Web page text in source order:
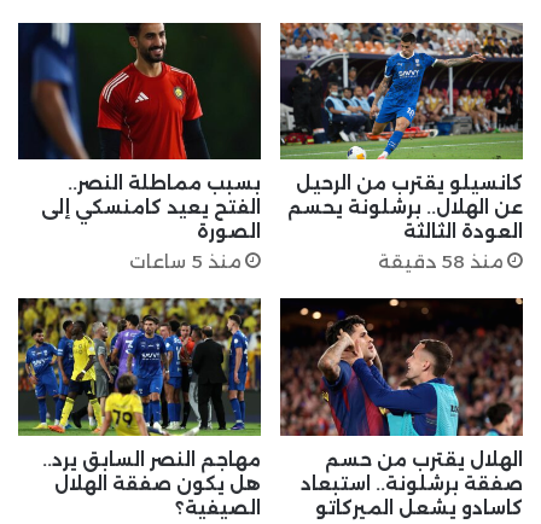
كانسيلو يقترب من الرحيل
عن الهلال.. برشلونة يحسم
العودة الثالثة
منذ 58 دقيقة
بسبب مماطلة النصر..
الفتح يعيد كامنسكي إلى
الصورة
منذ 5 ساعات
الهلال يقترب من حسم
صفقة برشلونة.. استبعاد
كاسادو يشعل الميركاتو
مهاجم النصر السابق يرد..
هل يكون صفقة الهلال
الصيفية؟